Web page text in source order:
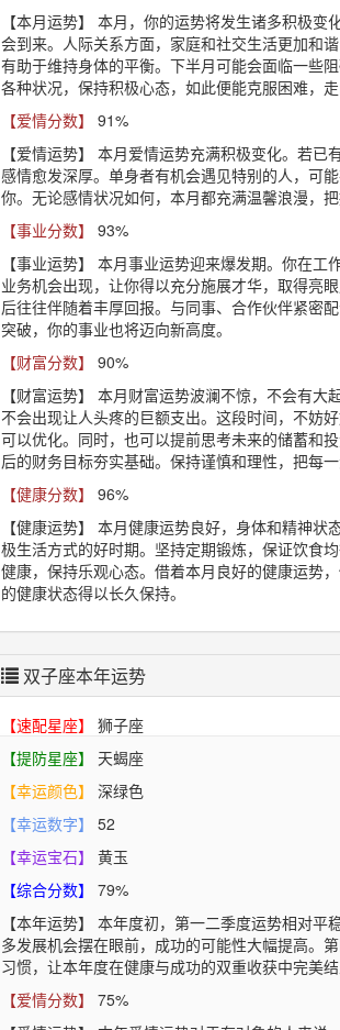
【本月运势】
本月，你的运势将发生诸多积极变
会到来。人际关系方面，家庭和社交生活更加和
有助于维持身体的平衡。下半月可能会面临一些
各种状况，保持积极心态，如此便能克服困难，走
【爱情分数】
91%
【爱情运势】
本月爱情运势充满积极变化。若已
感情愈发深厚。单身者有机会遇见特别的人，可
你。无论感情状况如何，本月都充满温馨浪漫，把
【事业分数】
93%
【事业运势】
本月事业运势迎来爆发期。你在工
业务机会出现，让你得以充分施展才华，取得亮
后往往伴随着丰厚回报。与同事、合作伙伴紧密
突破，你的事业也将迈向新高度。
【财富分数】
90%
【财富运势】
本月财富运势波澜不惊，不会有大
不会出现让人头疼的巨额支出。这段时间，不妨
可以优化。同时，也可以提前思考未来的储蓄和
后的财务目标夯实基础。保持谨慎和理性，把每
【健康分数】
96%
【健康运势】
本月健康运势良好，身体和精神状
极生活方式的好时期。坚持定期锻炼，保证饮食
健康，保持乐观心态。借着本月良好的健康运势
的健康状态得以长久保持。
双子座本年运势
【速配星座】
狮子座
【提防星座】
天蝎座
【幸运颜色】
深绿色
【幸运数字】
52
【幸运宝石】
黄玉
【综合分数】
79%
【本年运势】
本年度初，第一二季度运势相对平
多发展机会摆在眼前，成功的可能性大幅提高。
习惯，让本年度在健康与成功的双重收获中完美结
【爱情分数】
75%